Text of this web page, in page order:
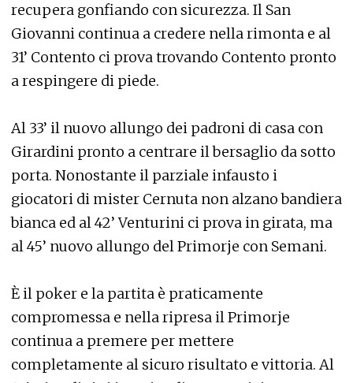
recupera gonfiando con sicurezza. Il San
Giovanni continua a credere nella rimonta e al
31’ Contento ci prova trovando Contento pronto
a respingere di piede.
Al 33’ il nuovo allungo dei padroni di casa con
Girardini pronto a centrare il bersaglio da sotto
porta. Nonostante il parziale infausto i
giocatori di mister Cernuta non alzano bandiera
bianca ed al 42’ Venturini ci prova in girata, ma
al 45’ nuovo allungo del Primorje con Semani.
È il poker e la partita è praticamente
compromessa e nella ripresa il Primorje
continua a premere per mettere
completamente al sicuro risultato e vittoria. Al